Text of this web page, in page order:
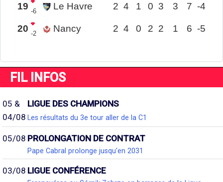
19 -6 Le Havre 2 4 1 0 3 3 7 -4
20 -2 Nancy 2 4 0 2 2 1 6 -5
FIL INFOS
05 &
04/08
LIGUE DES CHAMPIONS
Les résultats du 3e tour aller de la C1
05/08 PROLONGATION DE CONTRAT
Pape Cabral prolonge jusqu'en 2031
03/08 LIGUE CONFÉRENCE